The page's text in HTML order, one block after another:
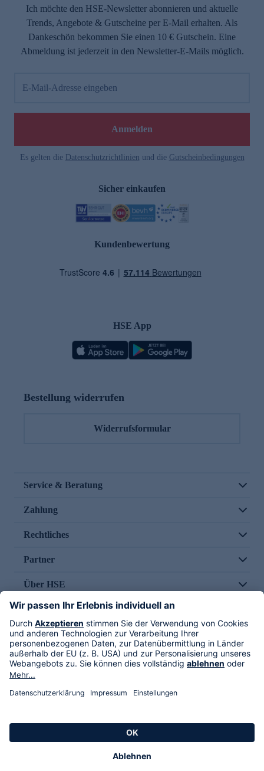
Ich möchte den HSE-Newsletter abonnieren und aktuelle
Trends, Angebote & Gutscheine per E-Mail erhalten. Als
Dankeschön bekommen Sie einen 10 € Gutschein. Eine
Abmeldung ist jederzeit in den Newsletter-E-Mails möglich.
E-Mail-Adresse eingeben
Anmelden
Es gelten die Datenschutzrichtlinien und die Gutscheinbedingungen
Sicher einkaufen
Kundenbewertung
HSE App
Bestellung widerrufen
Widerrufsformular
Service & Beratung
Zahlung
Rechtliches
Partner
Über HSE
Im TV
HSE International